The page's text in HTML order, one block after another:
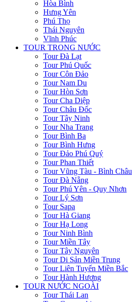
Hòa Bình
Hưng Yên
Phú Thọ
Thái Nguyên
Vĩnh Phúc
TOUR TRONG NƯỚC
Tour Đà Lạt
Tour Phú Quốc
Tour Côn Đảo
Tour Nam Du
Tour Hòn Sơn
Tour Cha Diệp
Tour Châu Đốc
Tour Tây Ninh
Tour Nha Trang
Tour Bình Ba
Tour Bình Hưng
Tour Đảo Phú Quý
Tour Phan Thiết
Tour Vũng Tàu - Bình Châu
Tour Đà Nẵng
Tour Phú Yên - Quy Nhơn
Tour Lý Sơn
Tour Sapa
Tour Hà Giang
Tour Hạ Long
Tour Ninh Bình
Tour Miền Tây
Tour Tây Nguyên
Tour Di Sản Miền Trung
Tour Liên Tuyến Miền Bắc
Tour Hành Hương
TOUR NƯỚC NGOÀI
Tour Thái Lan